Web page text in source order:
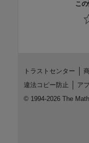
こ
トラストセンター
違法コピー防止
ア
© 1994-2026 The